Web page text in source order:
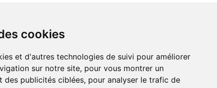
cookies
et d'autres technologies de suivi pour améliorer
sur notre site, pour vous montrer un
des publicités ciblées, pour analyser le trafic de